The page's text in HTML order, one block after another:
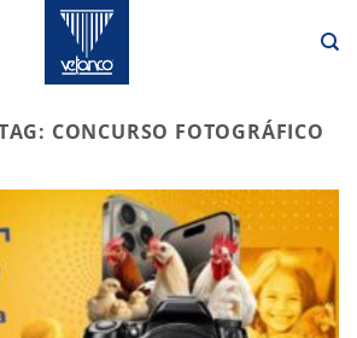
CONCURSO FOTOGRÁFICO